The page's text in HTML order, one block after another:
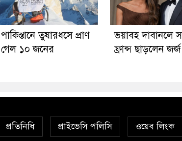
পাকিস্তানে তুষারধসে প্রাণ
গেল ১০ জনের
ভয়াবহ দাবানলে
ফ্রান্স ছাড়লেন জর্জ
প্রতিনিধি প্রাইভেসি পলিসি ওয়েব লিংক